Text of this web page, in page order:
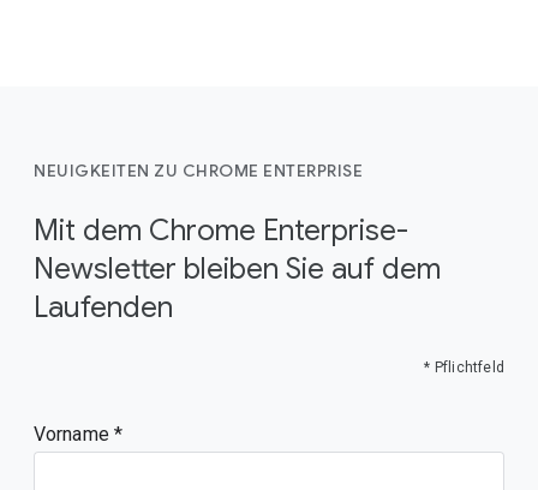
NEUIGKEITEN ZU CHROME ENTERPRISE
Mit dem Chrome Enterprise-
Newsletter bleiben Sie auf dem
Laufenden
* Pflichtfeld
Vorname